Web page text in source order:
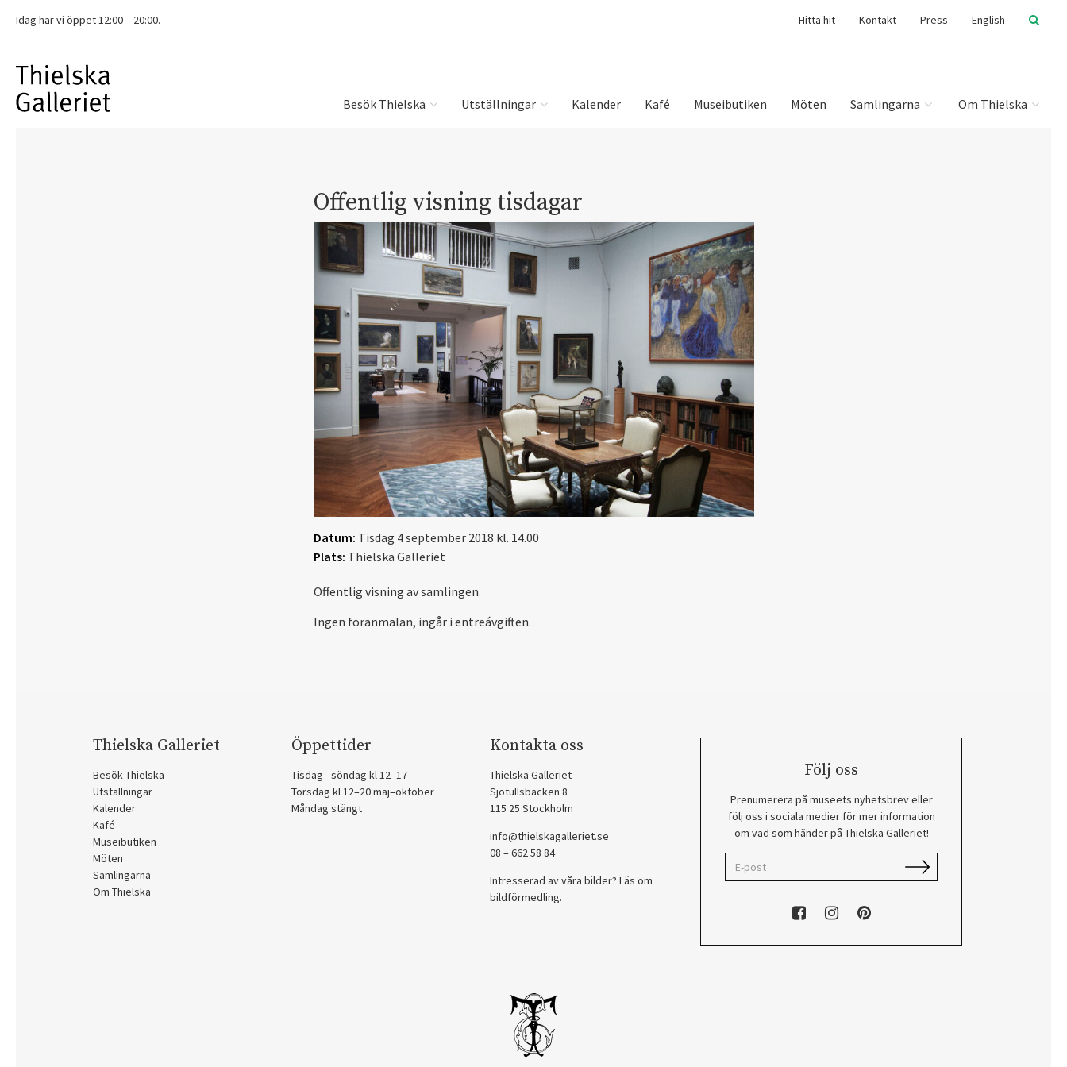
Idag har vi öppet 12:00 – 20:00. Hitta hit Kontakt Press English
Besök Thielska Utställningar Kalender Kafé Museibutiken Möten Samlingarna Om Thielska
Offentlig visning tisdagar
Datum: Tisdag 4 september 2018 kl. 14.00
Plats: Thielska Galleriet
Offentlig visning av samlingen.
Ingen föranmälan, ingår i entreávgiften.
Thielska Galleriet
Besök Thielska
Utställningar
Kalender
Kafé
Museibutiken
Möten
Samlingarna
Om Thielska
Öppettider
Tisdag– söndag kl 12–17
Torsdag kl 12–20 maj–oktober
Måndag stängt
Kontakta oss
Thielska Galleriet
Sjötullsbacken 8
115 25 Stockholm
info@thielskagalleriet.se
08 – 662 58 84
Intresserad av våra bilder? Läs om
bildförmedling.
Följ oss
Prenumerera på museets nyhetsbrev eller
följ oss i sociala medier för mer information
om vad som händer på Thielska Galleriet!